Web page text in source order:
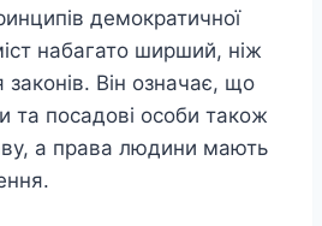
демократичної
набагато ширший, ніж
Він означає, що
та посадові особи також
а права людини мають